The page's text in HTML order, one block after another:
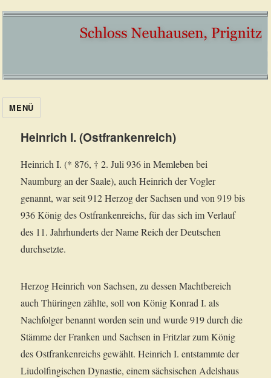
MENÜ
Heinrich I. (Ostfrankenreich)
Heinrich I. (* 876, † 2. Juli 936 in Memleben bei
Naumburg an der Saale), auch Heinrich der Vogler
genannt, war seit 912 Herzog der Sachsen und von 919 bis
936 König des Ostfrankenreichs, für das sich im Verlauf
des 11. Jahrhunderts der Name Reich der Deutschen
durchsetzte.
Herzog Heinrich von Sachsen, zu dessen Machtbereich
auch Thüringen zählte, soll von König Konrad I. als
Nachfolger benannt worden sein und wurde 919 durch die
Stämme der Franken und Sachsen in Fritzlar zum König
des Ostfrankenreichs gewählt. Heinrich I. entstammte der
Liudolfingischen Dynastie, einem sächsischen Adelshaus